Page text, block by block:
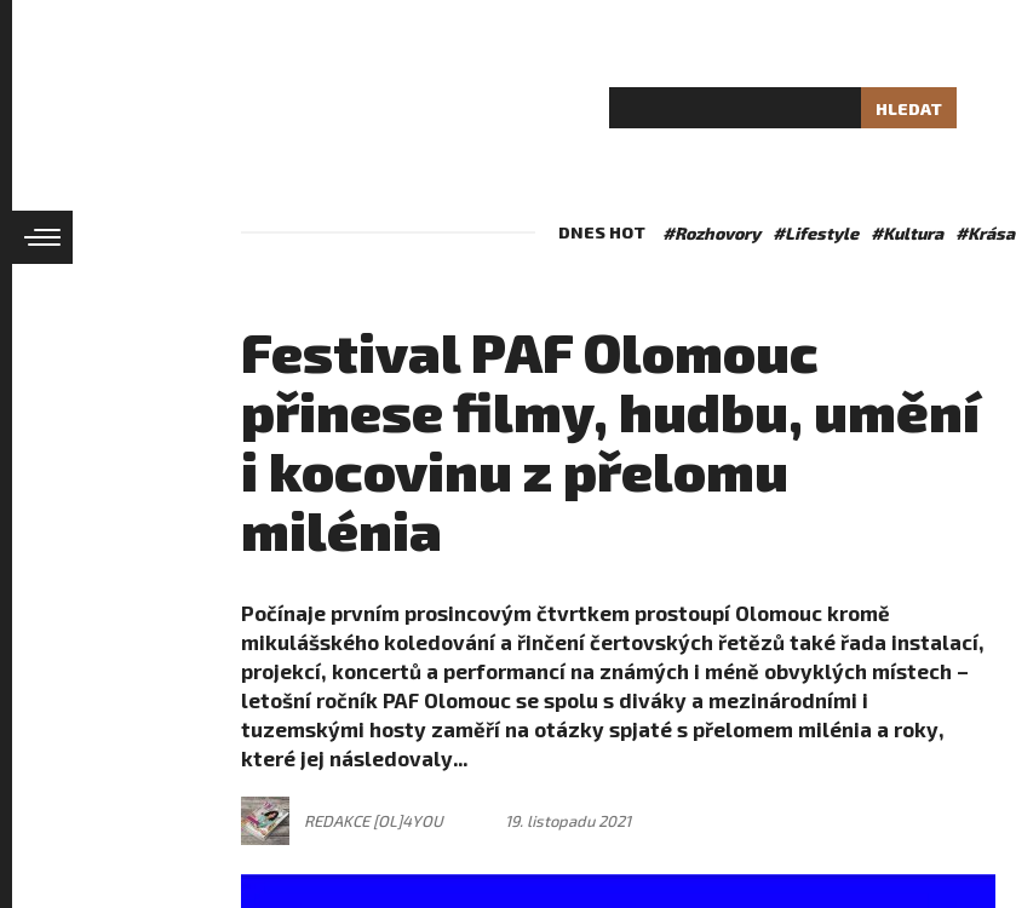
HLEDAT
DNES HOT #Rozhovory #Lifestyle #Kultura #Krása
Festival PAF Olomouc
přinese filmy, hudbu, umění
i kocovinu z přelomu
milénia
Počínaje prvním prosincovým čtvrtkem prostoupí Olomouc kromě
mikulášského koledování a řinčení čertovských řetězů také řada instalací,
projekcí, koncertů a performancí na známých i méně obvyklých místech –
letošní ročník PAF Olomouc se spolu s diváky a mezinárodními i
tuzemskými hosty zaměří na otázky spjaté s přelomem milénia a roky,
které jej následovaly...
REDAKCE [OL]4YOU 19. listopadu 2021